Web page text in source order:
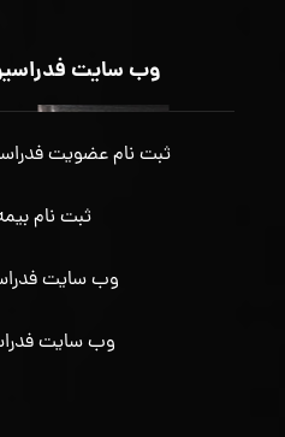
وب سایت
ثبت نام عضویت
ثبت نام
وب سایت
وب سایت